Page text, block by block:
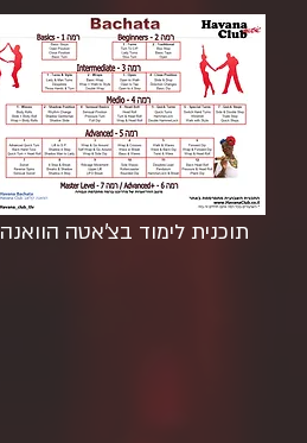
תוכנית לימוד בצ'אטה הוואנה